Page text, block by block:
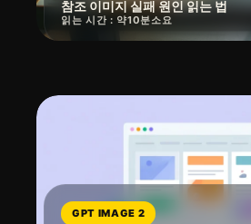
참조 이미지 실패 원인 읽는 법
읽는 시간 : 약10분소요
GPT IMAGE 2